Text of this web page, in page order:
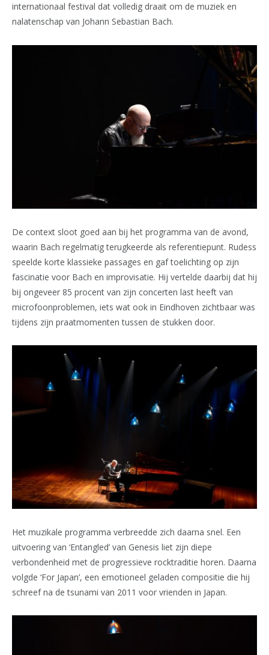
internationaal festival dat volledig draait om de muziek en
nalatenschap van Johann Sebastian Bach.
De context sloot goed aan bij het programma van de avond,
waarin Bach regelmatig terugkeerde als referentiepunt. Rudess
speelde korte klassieke passages en gaf toelichting op zijn
fascinatie voor Bach en improvisatie. Hij vertelde daarbij dat hij
bij ongeveer 85 procent van zijn concerten last heeft van
microfoonproblemen, iets wat ook in Eindhoven zichtbaar was
tijdens zijn praatmomenten tussen de stukken door.
Het muzikale programma verbreedde zich daarna snel. Een
uitvoering van ‘Entangled’ van Genesis liet zijn diepe
verbondenheid met de progressieve rocktraditie horen. Daarna
volgde ‘For Japan’, een emotioneel geladen compositie die hij
schreef na de tsunami van 2011 voor vrienden in Japan.